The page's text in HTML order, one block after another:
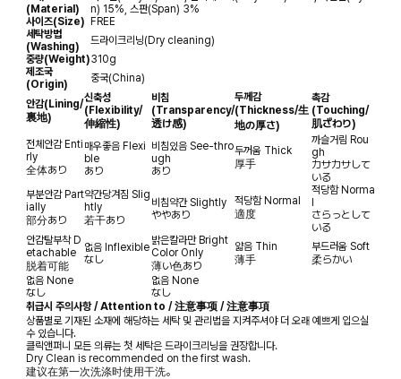
(Material)
n) 15%, 스판(Span) 3%
사이즈(Size)
FREE
세탁방법
(Washing)
드라이크리닝(Dry cleaning)
중량(Weight)310g
제조국
(Origin)
중국(China)
안감(Lining/
裏地)
신축성
(Flexibility/
伸縮性)
비침
(Transparency/
透け感)
두께감
(Thickness/生
地の厚さ)
촉감
(Touching/
肌ざわり)
전체안감 Enti
rly
全体あり
매우좋음 Flexi
ble
あり
비침있음 See-thro
ugh
あり
두꺼움 Thick
厚手
까슬거림 Rou
gh
カサカサして
いる
부분안감 Part
ially
部分あり
약간당겨짐 Slig
htly
若干あり
비침약간Slightly
ややあり
적당함 Normal
適度
적당함 Norma
さらっとして
いる
안감탈부착 D
etachable
脱着可能
없음 Inflexible
なし
밝은칼라만 Bright
Color Only
薄い色あり
얇음 Thin
薄手
부드러움 Soft
柔らかい
없음 None
なし
없음 None
なし
취급시 주의사항 / Attention to / 注意事项 / 注意事項
상품별로 기재된 소재에 해당하는 세탁 및 관리법을 지켜주셔야 더 오래 예쁘게 입으실
수 있습니다.
클릭앤퍼니 모든 의류는 첫 세탁은 드라이크리닝을 권장합니다.
Dry Clean is recommended on the first wash.
建议在第一次洗涤时使用干洗。